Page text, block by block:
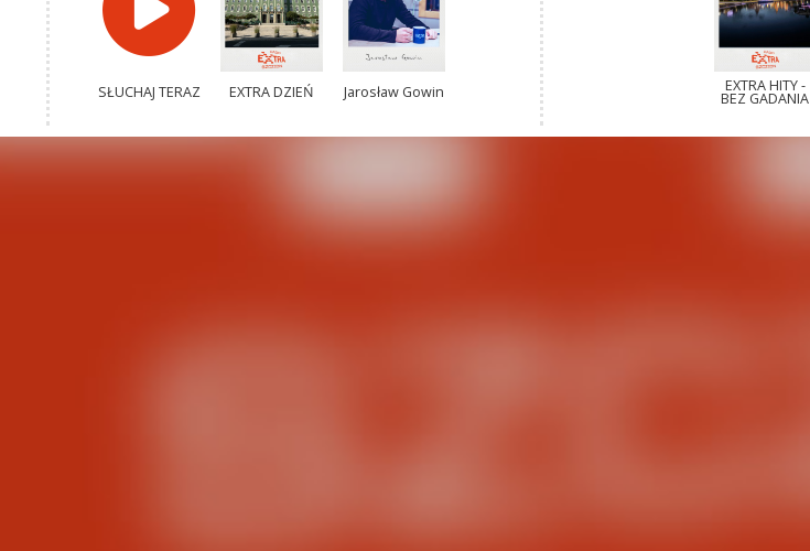
SŁUCHAJ TERAZ EXTRA DZIEŃ Jarosław Gowin EXTRA HITY -
BEZ GADANIA